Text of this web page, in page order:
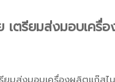
เตรียมส่งมอบเครื่